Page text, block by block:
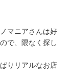
マニアさんは好
で、隈なく探し
りリアルなお店